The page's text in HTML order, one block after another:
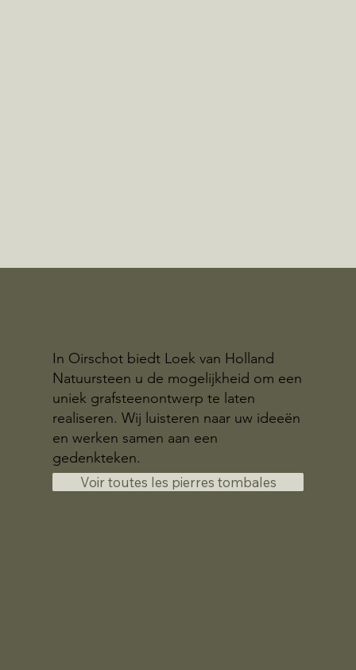
In Oirschot biedt Loek van Holland
Natuursteen u de mogelijkheid om een
uniek grafsteenontwerp te laten
realiseren. Wij luisteren naar uw ideeën
en werken samen aan een
gedenkteken.
Voir toutes les pierres tombales